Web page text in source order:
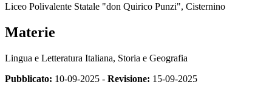
Liceo Polivalente Statale "don Quirico Punzi", Cisternino
Materie
Lingua e Letteratura Italiana, Storia e Geografia
Pubblicato: 10-09-2025 - Revisione: 15-09-2025